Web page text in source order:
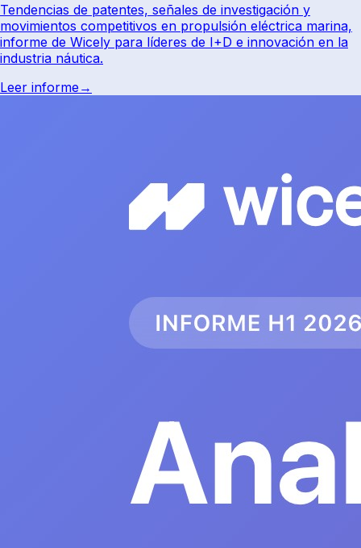
Tendencias de patentes, señales de investigación y
movimientos competitivos en propulsión eléctrica marina,
informe de Wicely para líderes de I+D e innovación en la
industria náutica.
Leer informe →